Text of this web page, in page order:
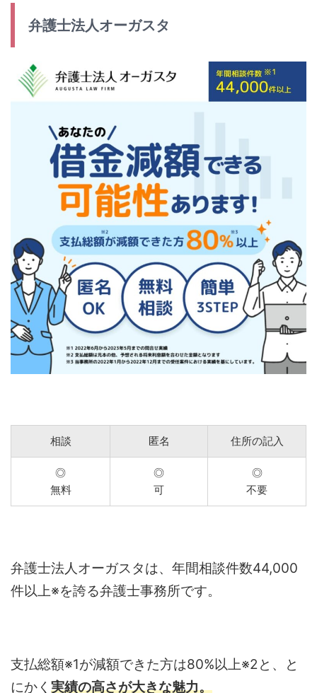
弁護士法人オーガスタ
相談 匿名 住所の記入
◎
無料
◎
可
◎
不要
弁護士法人オーガスタは、年間相談件数44,000
件以上※を誇る弁護士事務所です。
支払総額※1が減額できた方は80%以上※2と、と
にかく 実績の高さが大きな魅力。